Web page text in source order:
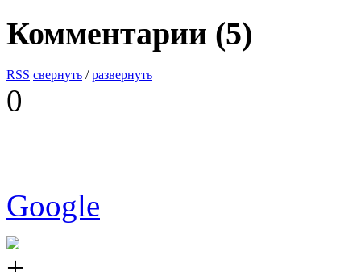
Комментарии (5)
RSS свернуть /развернуть
0
Google